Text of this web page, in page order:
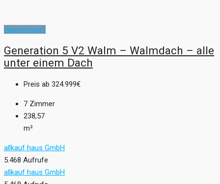
Hausentwurf
Generation 5 V2 Walm – Walmdach – alle
unter einem Dach
Preis ab 324.999€
7 Zimmer
238,57
m²
allkauf haus GmbH
5.468 Aufrufe
allkauf haus GmbH